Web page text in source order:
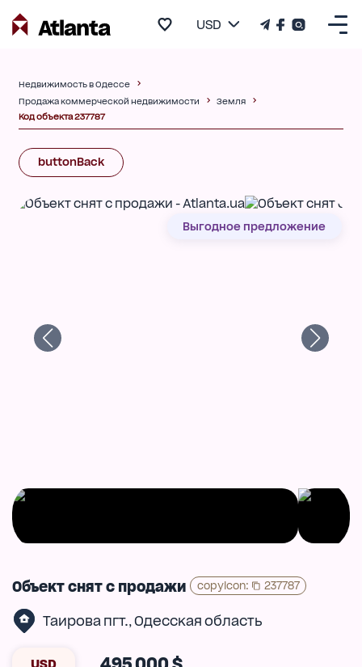
USD
Недвижимость в Одессе
Продажа коммерческой недвижимости
Земля
Код объекта 237787
buttonBack
Выгодное предложение
Объект снят с продажи copyIcon: 237787
Таирова пгт., Одесская область